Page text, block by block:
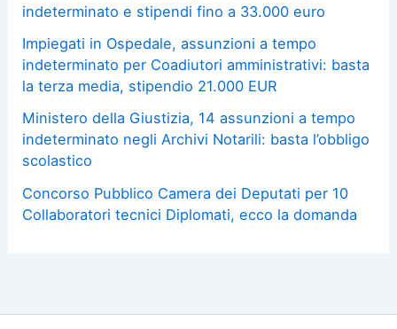
indeterminato e stipendi fino a 33.000 euro
Impiegati in Ospedale, assunzioni a tempo
indeterminato per Coadiutori amministrativi: basta
la terza media, stipendio 21.000 EUR
Ministero della Giustizia, 14 assunzioni a tempo
indeterminato negli Archivi Notarili: basta l’obbligo
scolastico
Concorso Pubblico Camera dei Deputati per 10
Collaboratori tecnici Diplomati, ecco la domanda